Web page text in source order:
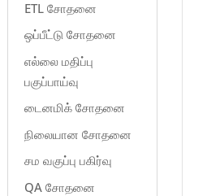
ETL சோதனை
ஒப்பீட்டு சோதனை
எல்லை மதிப்பு
பகுப்பாய்வு
டைனமிக் சோதனை
நிலையான சோதனை
சம வகுப்பு பகிர்வு
QA சோதனை